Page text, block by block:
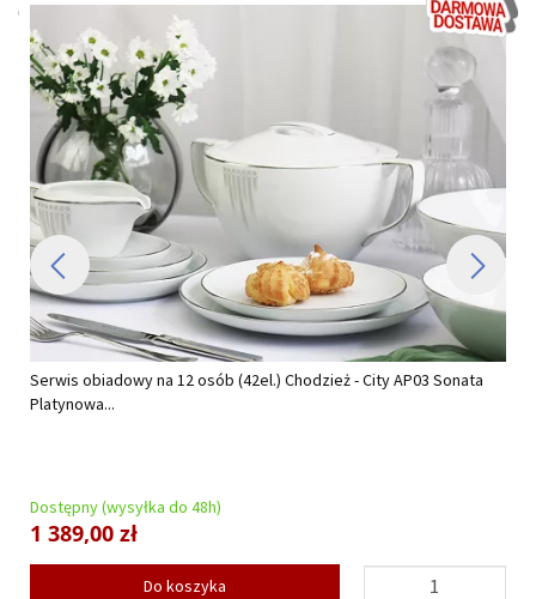
Serwis obiadowy na 12 osób (42el.) Chodzież - City AP03 Sonata
Platynowa...
Dostępny (wysyłka do 48h)
1 389,00 zł
Do koszyka